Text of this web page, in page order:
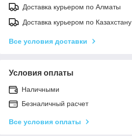
Доставка курьером по Алматы
Доставка курьером по Казахстану
Все условия доставки
Условия оплаты
Наличными
Безналичный расчет
Все условия оплаты